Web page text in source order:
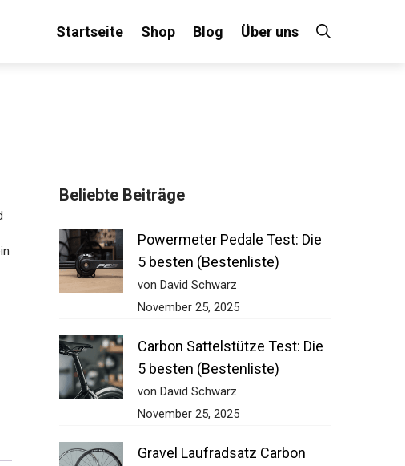
Startseite Shop Blog Über uns
Beliebte Beiträge
Powermeter Pedale Test: Die
5 besten (Bestenliste)
von David Schwarz
November 25, 2025
Carbon Sattelstütze Test: Die
5 besten (Bestenliste)
von David Schwarz
November 25, 2025
Gravel Laufradsatz Carbon